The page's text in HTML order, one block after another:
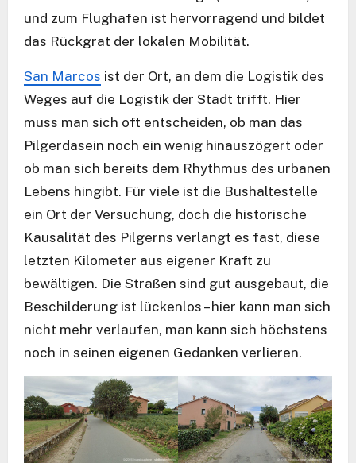
und zum Flughafen ist hervorragend und bildet
das Rückgrat der lokalen Mobilität.
San Marcos ist der Ort, an dem die Logistik des
Weges auf die Logistik der Stadt trifft. Hier
muss man sich oft entscheiden, ob man das
Pilgerdasein noch ein wenig hinauszögert oder
ob man sich bereits dem Rhythmus des urbanen
Lebens hingibt. Für viele ist die Bushaltestelle
ein Ort der Versuchung, doch die historische
Kausalität des Pilgerns verlangt es fast, diese
letzten Kilometer aus eigener Kraft zu
bewältigen. Die Straßen sind gut ausgebaut, die
Beschilderung ist lückenlos – hier kann man sich
nicht mehr verlaufen, man kann sich höchstens
noch in seinen eigenen Gedanken verlieren.